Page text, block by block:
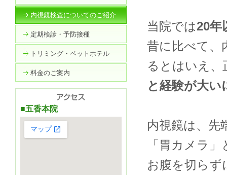
当院では20年
昔に比べて、
るとはいえ、
と経験が大い
内視鏡は、先
「胃カメラ
お腹を切らず
内視鏡検査についてのご紹介
定期検診・予防接種
トリミング・ペットホテル
料金のご案内
■五香本院